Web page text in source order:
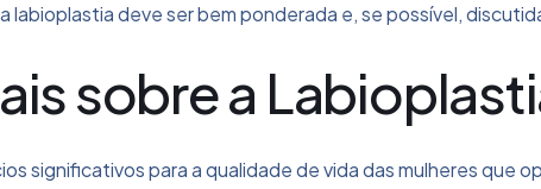
labioplastia deve ser bem ponderada e, se possível,
sobre a
significativos para a qualidade de vida das mulheres que